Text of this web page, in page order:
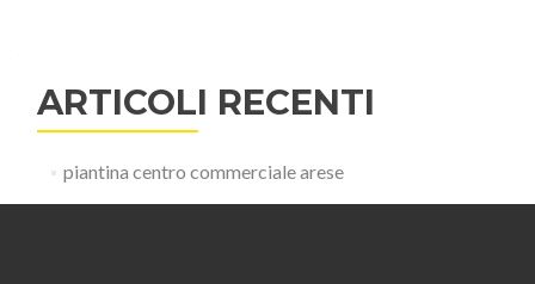
ARTICOLI RECENTI
piantina centro commerciale arese